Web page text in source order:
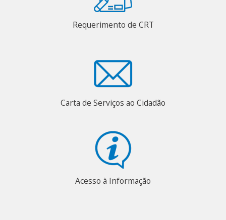
Requerimento de CRT
Carta de Serviços ao Cidadão
Acesso à Informação